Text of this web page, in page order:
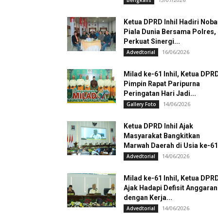
Ketua DPRD Inhil Hadiri
Piala Dunia Bersama Polres,
Perkuat Sinergi...
Advedtorial 16/06/2026
Milad ke-61 Inhil, Ketua
Pimpin Rapat Paripurna
Peringatan Hari Jadi...
Gallery Foto 14/06/2026
Ketua DPRD Inhil Ajak
Masyarakat Bangkitkan
Marwah Daerah di Usia ke-61
Advedtorial 14/06/2026
Milad ke-61 Inhil, Ketua
Ajak Hadapi Defisit Anggaran
dengan Kerja...
Advedtorial 14/06/2026